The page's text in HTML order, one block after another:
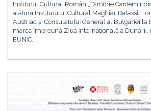
Institutul Cultural Român „Dimitrie Cantemir
alătură Institutului Cultural Maghiar Balassi,
Austriac și Consulatului General al Bulgariei la
marca împreună Ziua Internațională a Dunării,
EUNIC.